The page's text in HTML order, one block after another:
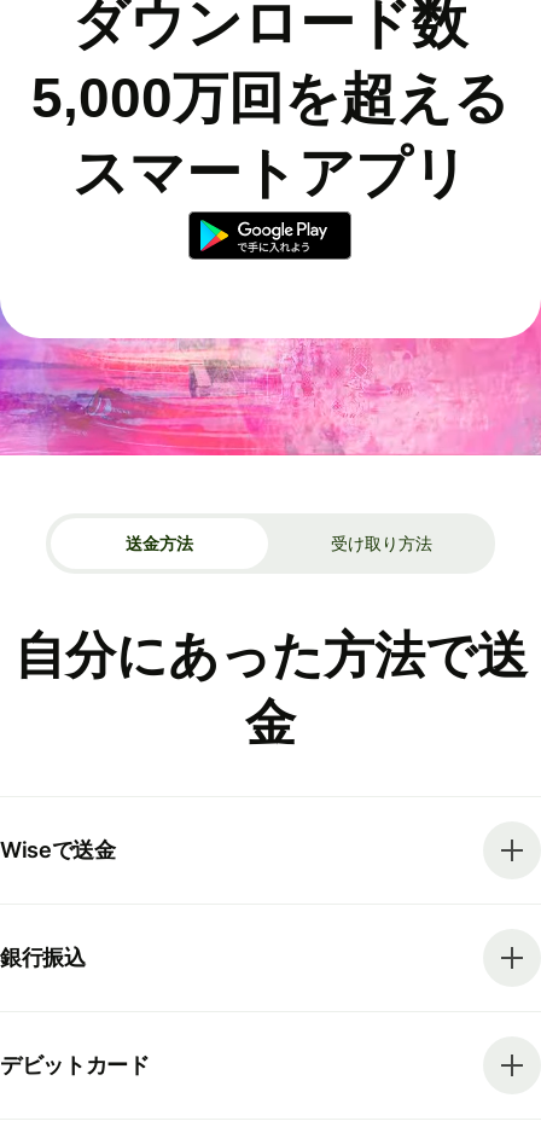
ダウンロード数
5,000万回を超える
スマートアプリ
送金方法 受け取り方法
自分にあった方法で送
金
Wiseで送金
銀行振込
デビットカード